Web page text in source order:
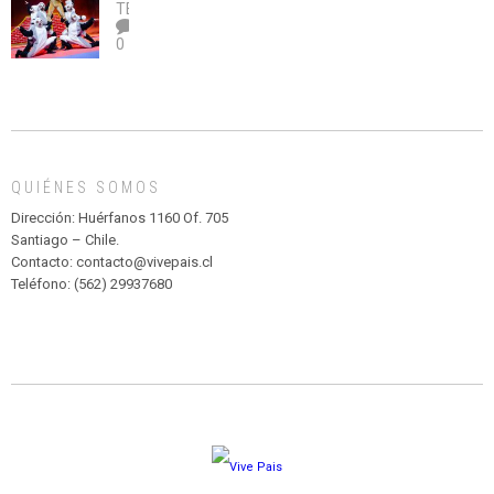
legalice
el
abuso”
DE
TEATRO
Y
MADAGASCAR
PARQUE
HURATDO
TEATRO
0
QUIÉNES SOMOS
Dirección: Huérfanos 1160 Of. 705
Santiago – Chile.
Contacto: contacto@vivepais.cl
Teléfono: (562) 29937680